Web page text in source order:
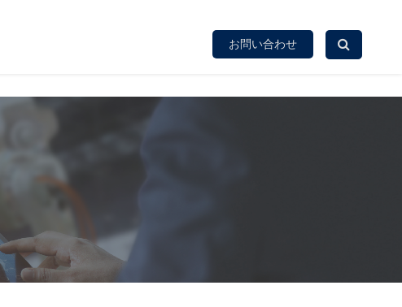
お問い合わせ